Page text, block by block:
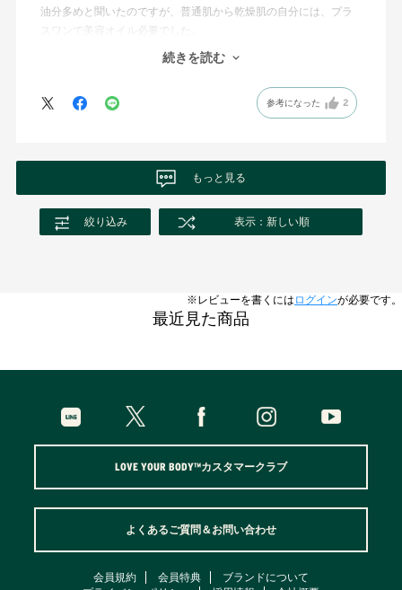
油分多めと聞いたのですが、普通肌から乾燥肌の自分には、プラ
スワンで美容オイル必要でした。
夏場使うには良なそうなので、とりあえず継続します。
続きを読む
参考になった 2
もっと見る
絞り込み 表示：新しい順
※レビューを書くには ログインが必要です。
最近見た商品
LOVE YOUR BODY™カスタマークラブ
よくあるご質問＆お問い合わせ
会員規約 会員特典
ブランドについて